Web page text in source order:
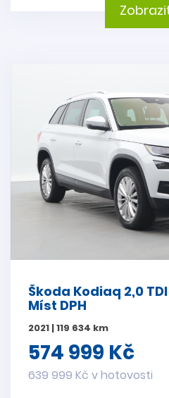
Škoda Kodiaq 2,0
Míst DPH
2021 | 119 634 km
574 999 Kč
639 999 Kč v hotovosti